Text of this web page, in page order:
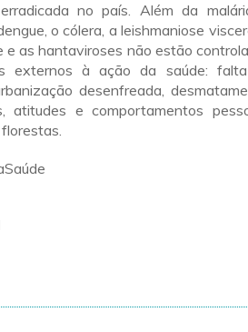
no país. Além da
o cólera, a leishmaniose
e as hantaviroses não estão
externos à ação da saúde:
desenfreada,
atitudes e comportamentos